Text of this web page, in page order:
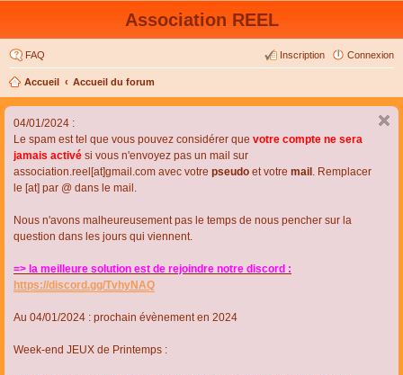
Association REEL
FAQ Connexion
Inscription
Accueil Accueil du forum
04/01/2024 :
Le spam est tel que vous pouvez considérer que votre compte ne sera
jamais activé si vous n'envoyez pas un mail sur
association.reel[at]gmail.com avec votre pseudo et votre mail . Remplacer
le [at] par @ dans le mail.
Nous n'avons malheureusement pas le temps de nous pencher sur la
question dans les jours qui viennent.
=> la meilleure solution est de rejoindre notre discord :
https://discord.gg/TvhyNAQ
Au 04/01/2024 : prochain évènement en 2024
Week-end JEUX de Printemps :